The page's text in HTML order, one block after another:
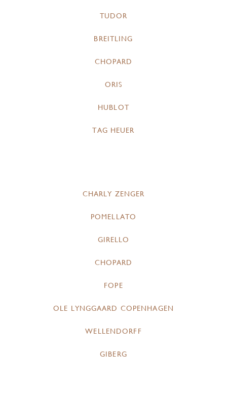
TUDOR
BREITLING
CHOPARD
ORIS
HUBLOT
TAG HEUER
CHARLY ZENGER
POMELLATO
GIRELLO
CHOPARD
FOPE
OLE LYNGGAARD COPENHAGEN
WELLENDORFF
GIBERG